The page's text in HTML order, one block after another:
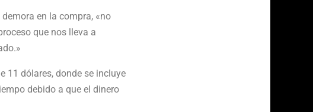
en la compra, «no
que nos lleva a
11 dólares, donde se incluye
debido a que el dinero